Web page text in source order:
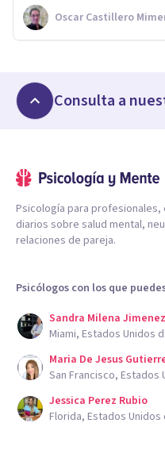
Oscar Castillero
Consulta a
Psicología para
diarios sobre salud mental,
relaciones de pareja.
Psicólogos con los que
Sandra Milena
Miami, Estados Unidos
Maria De Jesus
San Francisco, Estados
Jessica Perez Rubio
Florida, Estados Unidos